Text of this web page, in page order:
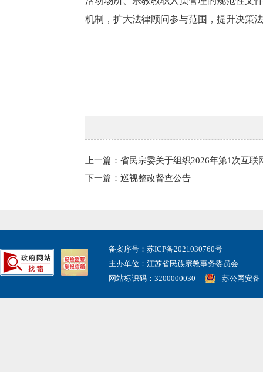
机制，扩大法律顾问参与范围，提升决策
上一篇：省民宗委关于组织2026年第1次互
下一篇：巡视整改督查公告
备案序号：苏ICP备2021030760号
主办单位：江苏省民族宗教事务委员会
网站标识码：3200000030
苏公网安备